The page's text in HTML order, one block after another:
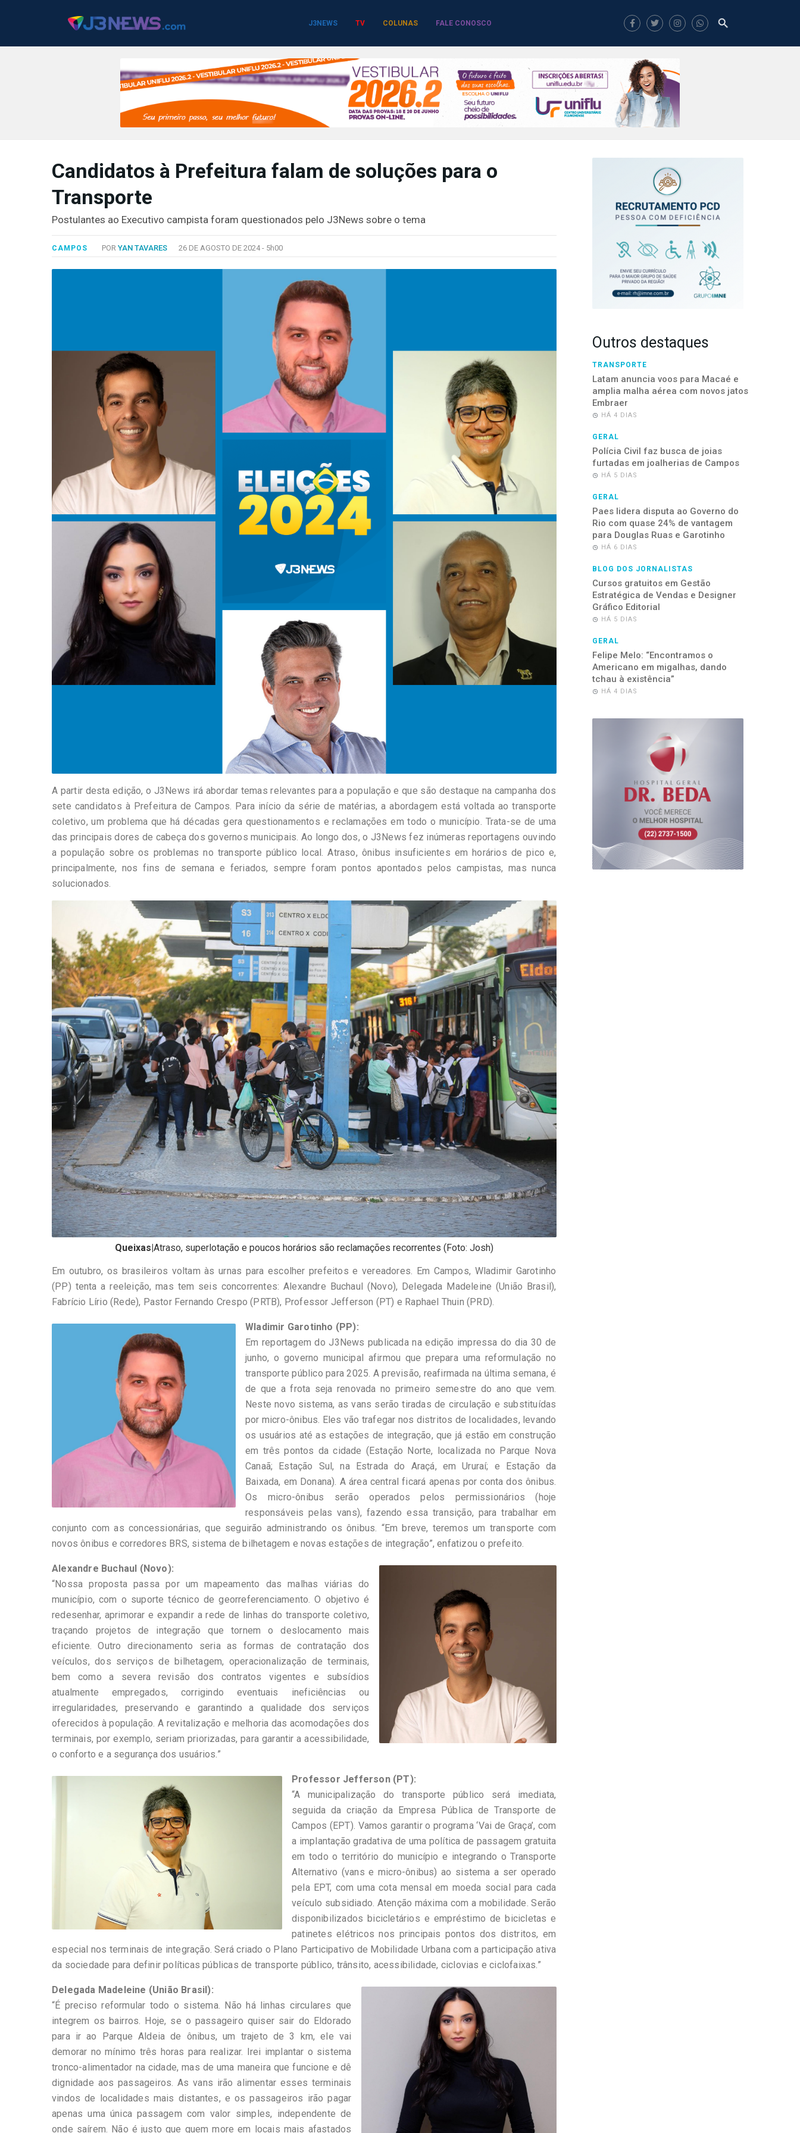
J3NEWS TV COLUNAS FALE CONOSCO
Candidatos à Prefeitura falam de soluções para o
Transporte
Postulantes ao Executivo campista foram questionados pelo J3News sobre o tema
CAMPOS POR YAN TAVARES 26 DE AGOSTO DE 2024 - 5h00
A partir desta edição, o J3News irá abordar temas relevantes para a população e que são destaque na campanha dos
sete candidatos à Prefeitura de Campos. Para início da série de matérias, a abordagem está voltada ao transporte
coletivo, um problema que há décadas gera questionamentos e reclamações em todo o município. Trata-se de uma
das principais dores de cabeça dos governos municipais. Ao longo dos, o J3News fez inúmeras reportagens ouvindo
a população sobre os problemas no transporte público local. Atraso, ônibus insuficientes em horários de pico e,
principalmente, nos fins de semana e feriados, sempre foram pontos apontados pelos campistas, mas nunca
solucionados.
Queixas|Atraso, superlotação e poucos horários são reclamações recorrentes (Foto: Josh)
Em outubro, os brasileiros voltam às urnas para escolher prefeitos e vereadores. Em Campos, Wladimir Garotinho
(PP) tenta a reeleição, mas tem seis concorrentes: Alexandre Buchaul (Novo), Delegada Madeleine (União Brasil),
Fabrício Lírio (Rede), Pastor Fernando Crespo (PRTB), Professor Jefferson (PT) e Raphael Thuin (PRD).
Wladimir Garotinho (PP):
Em reportagem do J3News publicada na edição impressa do dia 30 de
junho, o governo municipal afirmou que prepara uma reformulação no
transporte público para 2025. A previsão, reafirmada na última semana, é
de que a frota seja renovada no primeiro semestre do ano que vem.
Neste novo sistema, as vans serão tiradas de circulação e substituídas
por micro-ônibus. Eles vão trafegar nos distritos de localidades, levando
os usuários até as estações de integração, que já estão em construção
em três pontos da cidade (Estação Norte, localizada no Parque Nova
Canaã; Estação Sul, na Estrada do Araçá, em Ururaí; e Estação da
Baixada, em Donana). A área central ficará apenas por conta dos ônibus.
Os micro-ônibus serão operados pelos permissionários (hoje
responsáveis pelas vans), fazendo essa transição, para trabalhar em
conjunto com as concessionárias, que seguirão administrando os ônibus. “Em breve, teremos um transporte com
novos ônibus e corredores BRS, sistema de bilhetagem e novas estações de integração”, enfatizou o prefeito.
Alexandre Buchaul (Novo):
“Nossa proposta passa por um mapeamento das malhas viárias do
município, com o suporte técnico de georreferenciamento. O objetivo é
redesenhar, aprimorar e expandir a rede de linhas do transporte coletivo,
traçando projetos de integração que tornem o deslocamento mais
eficiente. Outro direcionamento seria as formas de contratação dos
veículos, dos serviços de bilhetagem, operacionalização de terminais,
bem como a severa revisão dos contratos vigentes e subsídios
atualmente empregados, corrigindo eventuais ineficiências ou
irregularidades, preservando e garantindo a qualidade dos serviços
oferecidos à população. A revitalização e melhoria das acomodações dos
terminais, por exemplo, seriam priorizadas, para garantir a acessibilidade,
o conforto e a segurança dos usuários.”
Professor Jefferson (PT):
“A municipalização do transporte público será imediata,
seguida da criação da Empresa Pública de Transporte de
Campos (EPT). Vamos garantir o programa ‘Vai de Graça’, com
a implantação gradativa de uma política de passagem gratuita
em todo o território do município e integrando o Transporte
Alternativo (vans e micro-ônibus) ao sistema a ser operado
pela EPT, com uma cota mensal em moeda social para cada
veículo subsidiado. Atenção máxima com a mobilidade. Serão
disponibilizados bicicletários e empréstimo de bicicletas e
patinetes elétricos nos principais pontos dos distritos, em
especial nos terminais de integração. Será criado o Plano Participativo de Mobilidade Urbana com a participação ativa
da sociedade para definir políticas públicas de transporte público, trânsito, acessibilidade, ciclovias e ciclofaixas.”
Delegada Madeleine (União Brasil):
“É preciso reformular todo o sistema. Não há linhas circulares que
integrem os bairros. Hoje, se o passageiro quiser sair do Eldorado
para ir ao Parque Aldeia de ônibus, um trajeto de 3 km, ele vai
demorar no mínimo três horas para realizar. Irei implantar o sistema
tronco-alimentador na cidade, mas de uma maneira que funcione e dê
dignidade aos passageiros. As vans irão alimentar esses terminais
vindos de localidades mais distantes, e os passageiros irão pagar
apenas uma única passagem com valor simples, independente de
onde saírem. Não é justo que quem more em locais mais afastados
Outros destaques
TRANSPORTE
Latam anuncia voos para Macaé e
amplia malha aérea com novos jatos
Embraer
HÁ 4 DIAS
GERAL
Polícia Civil faz busca de joias
furtadas em joalherias de Campos
HÁ 5 DIAS
GERAL
Paes lidera disputa ao Governo do
Rio com quase 24% de vantagem
para Douglas Ruas e Garotinho
HÁ 6 DIAS
BLOG DOS JORNALISTAS
Cursos gratuitos em Gestão
Estratégica de Vendas e Designer
Gráfico Editorial
HÁ 5 DIAS
GERAL
Felipe Melo: “Encontramos o
Americano em migalhas, dando
tchau à existência”
HÁ 4 DIAS